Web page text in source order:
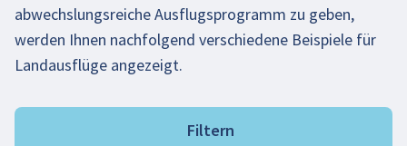
abwechslungsreiche Ausflugsprogramm zu geben,
werden Ihnen nachfolgend verschiedene Beispiele für
Landausflüge angezeigt.
Filtern